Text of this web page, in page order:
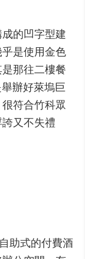
的凹字型建
是使用金色
那往二樓餐
辦好萊塢巨
符合竹科眾
又不失禮
助式的付費酒